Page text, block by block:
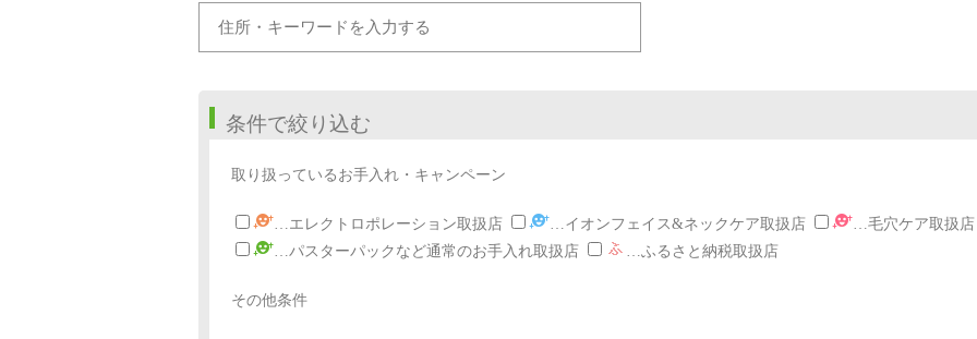
条件で絞り込む
取り扱っているお手入れ・キャンペーン
…エレクトロポレーション取扱店 …イオンフェイス&ネックケア取扱店
…毛穴ケア取扱店
…パスターパックなど通常のお手入れ取扱店
…ふるさと納税取扱店
その他条件